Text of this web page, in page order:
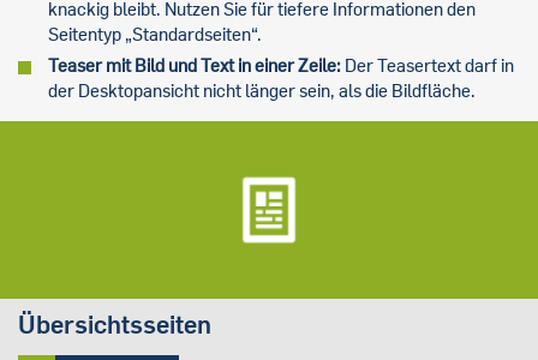
knackig bleibt. Nutzen Sie für tiefere Informationen den
Seitentyp „Standardseiten“.
Teaser mit Bild und Text in einer Zeile: Der Teasertext darf in
der Desktopansicht nicht länger sein, als die Bildfläche.
Übersichtsseiten